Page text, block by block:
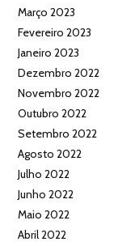
Março 2023
Fevereiro 2023
Janeiro 2023
Dezembro 2022
Novembro 2022
Outubro 2022
Setembro 2022
Agosto 2022
Julho 2022
Junho 2022
Maio 2022
Abril 2022